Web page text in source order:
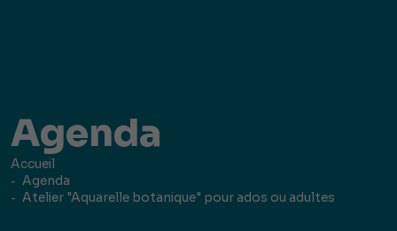
Agenda
Accueil
Agenda
Atelier "Aquarelle botanique" pour ados ou adultes